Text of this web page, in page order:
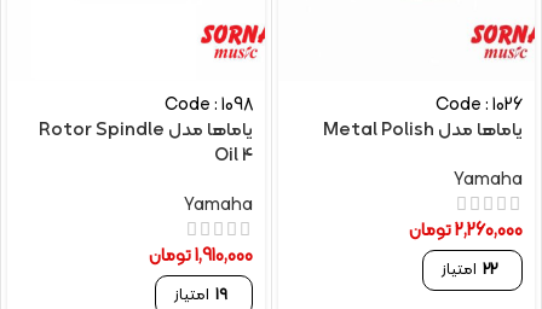
Code : 1026
یاماها مدل Metal Polish
Yamaha
2,260,000تومان
22 امتیاز
Code : 1098
یاماها مدل Rotor Spindle
Oil 4
Yamaha
1,910,000تومان
19 امتیاز